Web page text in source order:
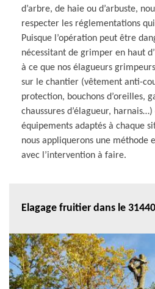
d’arbre, de haie ou d’arbuste,
respecter les réglementations
Puisque l’opération peut être
nécessitant de grimper en haut
à ce que nos élagueurs
sur le chantier (vêtement anti-
protection, bouchons d’oreilles,
chaussures d’élagueur,
équipements adaptés à chaque
nous appliquerons une méthode
avec l’intervention à faire.
Elagage fruitier dans le 31440